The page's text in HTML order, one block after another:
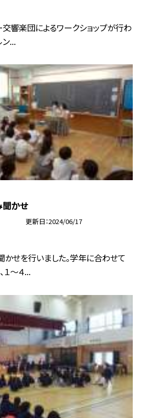
響楽団によるワークショップが行わ
ン...
聞かせ
更新日 2024/06/17
せを行いました。学年に合わせて
１〜４...